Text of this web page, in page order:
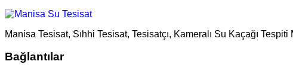
Manisa Tesisat, Sıhhi Tesisat, Tesisatçı, Kameralı Su Kaçağı
Bağlantılar